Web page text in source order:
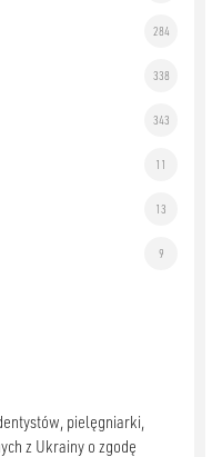
284
338
343
11
13
9
pielęgniarki,
z Ukrainy o zgodę